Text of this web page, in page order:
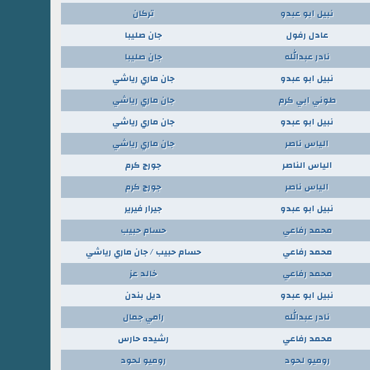
نبيل ابو عبدو تركان
عادل رفول جان صليبا
نادر عبدالله جان صليبا
نبيل ابو عبدو جان ماري رياشي
طوني ابي كرم جان ماري رياشي
نبيل ابو عبدو جان ماري رياشي
الياس ناصر جان ماري رياشي
الياس الناصر جورج كرم
الياس ناصر جورج كرم
نبيل ابو عبدو جيرار فيرير
محمد رفاعي حسام حبيب
محمد رفاعي حسام حبيب / جان ماري رياشي
محمد رفاعي خالد عز
نبيل ابو عبدو ديل بندن
نادر عبدالله رامي جمال
محمد رفاعي رشيده حارس
روميو لحود روميو لحود